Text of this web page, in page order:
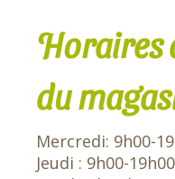
Horaires
du
Mercredi: 9h00-
Jeudi : 9h00-19h00